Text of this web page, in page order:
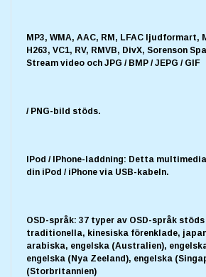
MP3, WMA, AAC, RM, LFAC ljudformart,
H263, VC1, RV, RMVB, DivX, Sorenson
Stream video och JPG / BMP / JEPG / GIF
/ PNG-bild stöds.
IPod / IPhone-laddning: Detta
din iPod / iPhone via USB-kabeln.
OSD-språk: 37 typer av OSD-språk
traditionella, kinesiska förenklade,
arabiska, engelska (Australien),
engelska (Nya Zeeland), engelska
(Storbritannien)